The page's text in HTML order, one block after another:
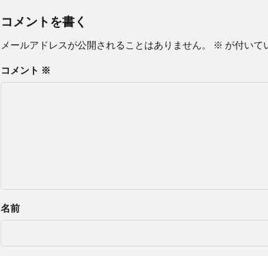
コメントを書く
メールアドレスが公開されることはありません。 ※ が付いて
コメント ※
名前